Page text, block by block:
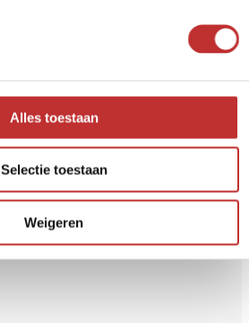
Alles toestaan
Selectie toestaan
Weigeren